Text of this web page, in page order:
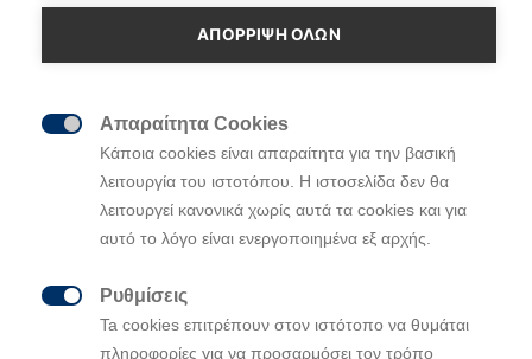
ΑΠΌΡΡΙΨΗ ΌΛΩΝ
Απαραίτητα Cookies
Κάποια cookies είναι απαραίτητα για την βασική
λειτουργία του ιστοτόπου. Η ιστοσελίδα δεν θα
λειτουργεί κανονικά χωρίς αυτά τα cookies και για
αυτό το λόγο είναι ενεργοποιημένα εξ αρχής.
Ρυθμίσεις
Ta cookies επιτρέπουν στον ιστότοπο να θυμάται
πληροφορίες για να προσαρμόσει τον τρόπο